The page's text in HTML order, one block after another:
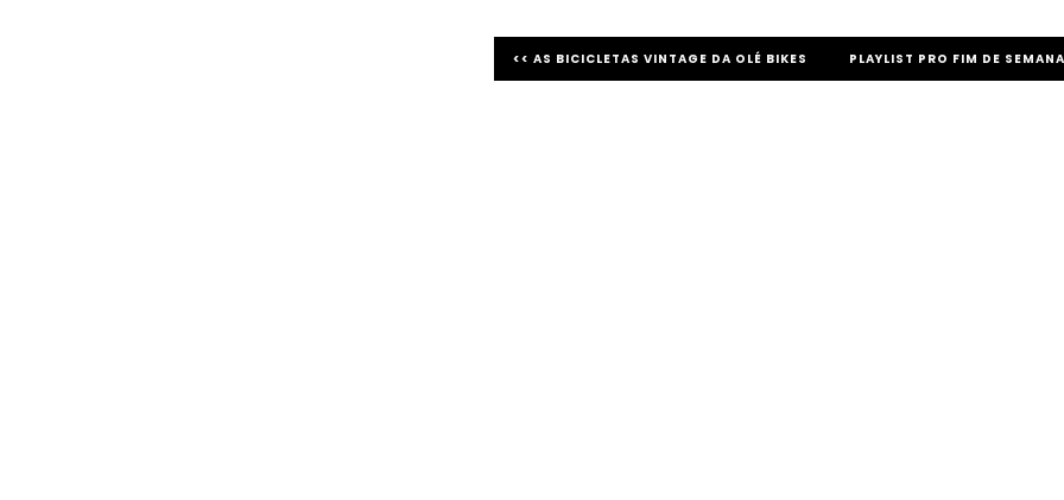
<< AS BICICLETAS VINTAGE DA OLÉ BIKES PLAYLIST PRO FIM DE